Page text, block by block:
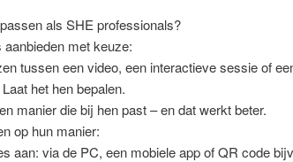
als SHE professionals?
met keuze:
tussen een video, een interactieve sessie of
het hen bepalen.
manier die bij hen past – en dat werkt beter.
op hun manier:
aan: via de PC, een mobiele app of QR code